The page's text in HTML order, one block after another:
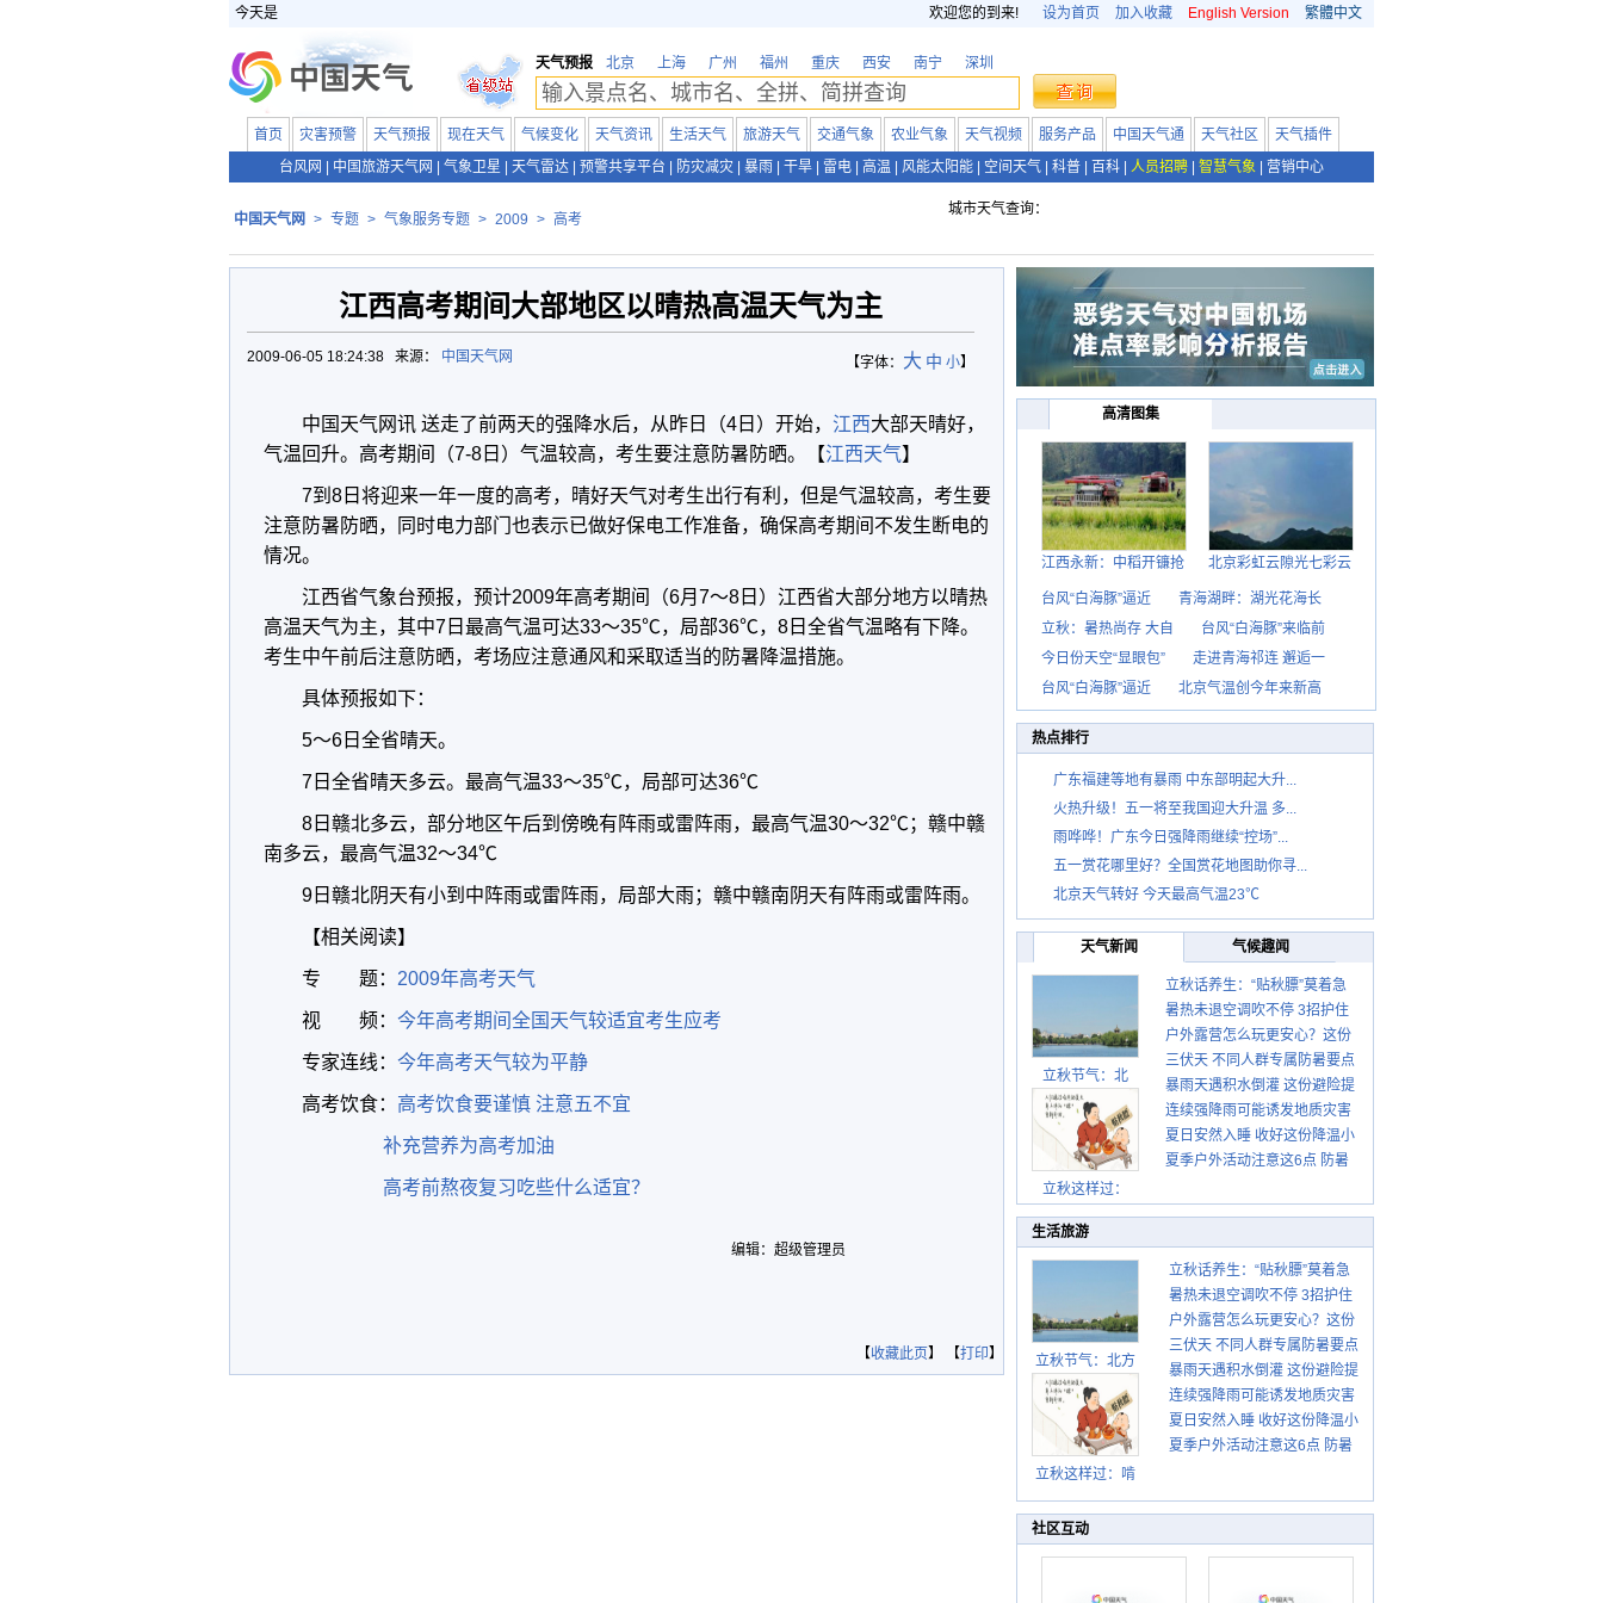
今天是 欢迎您的到来! 设为首页 加入收藏 English Version 繁體中文
天气预报 北京 上海 广州 福州 重庆 西安 南宁 深圳
首页 灾害预警 天气预报 现在天气 气候变化 天气资讯 生活天气 旅游天气 交通气象 农业气象 天气视频 服务产品 中国天气通 天气社区
天气插件
台风网
中国旅游天气网 气象卫星 天气雷达 预警共享平台 防灾减灾 暴雨 干旱 雷电 高温 风能太阳能 空间天气 科普 百科 人员招聘 智慧气象 营销中心
中国天气网 > 专题 > 气象服务专题 > 2009 > 高考
城市天气查询：
江西高考期间大部地区以晴热高温天气为主
【字体： 大 中 小】
2009-06-05 18:24:38 来源： 中国天气网
中国天气网讯 送走了前两天的强降水后，从昨日（4日）开始， 江西大部天晴好，
气温回升。高考期间（7-8日）气温较高，考生要注意防暑防晒。【江西天气】
7到8日将迎来一年一度的高考，晴好天气对考生出行有利，但是气温较高，考生要
注意防暑防晒，同时电力部门也表示已做好保电工作准备，确保高考期间不发生断电的
情况。
江西省气象台预报，预计2009年高考期间（6月7～8日）江西省大部分地方以晴热
高温天气为主，其中7日最高气温可达33～35℃，局部36℃，8日全省气温略有下降。
考生中午前后注意防晒，考场应注意通风和采取适当的防暑降温措施。
具体预报如下：
5～6日全省晴天。
7日全省晴天多云。最高气温33～35℃，局部可达36℃
8日赣北多云，部分地区午后到傍晚有阵雨或雷阵雨，最高气温30～32℃；赣中赣
南多云，最高气温32～34℃
9日赣北阴天有小到中阵雨或雷阵雨，局部大雨；赣中赣南阴天有阵雨或雷阵雨。
【相关阅读】
专 题： 2009年高考天气
视 频： 今年高考期间全国天气较适宜考生应考
专家连线： 今年高考天气较为平静
高考饮食： 高考饮食要谨慎 注意五不宜
补充营养为高考加油
高考前熬夜复习吃些什么适宜？
编辑：超级管理员
【收藏此页】 【打印】
高清图集
江西永新：中稻开镰抢 北京彩虹云隙光七彩云
台风“白海豚”逼近
青海湖畔：湖光花海长
立秋：暑热尚存 大自
台风“白海豚”来临前
今日份天空“显眼包”
走进青海祁连 邂逅一
台风“白海豚”逼近
北京气温创今年来新高
热点排行
广东福建等地有暴雨 中东部明起大升...
火热升级！五一将至我国迎大升温 多...
雨哗哗！广东今日强降雨继续“控场”...
五一赏花哪里好？全国赏花地图助你寻...
北京天气转好 今天最高气温23℃
天气新闻 气候趣闻
立秋节气：北
立秋这样过：
立秋话养生：“贴秋膘”莫着急
先清暑再防燥
暑热未退空调吹不停 3招护住
肩颈不酸痛
户外露营怎么玩更安心？这份
攻略请收好
三伏天 不同人群专属防暑要点
请收好
暴雨天遇积水倒灌 这份避险提
示请收好
连续强降雨可能诱发地质灾害
这些前兆要知道
夏日安然入睡 收好这份降温小
贴士
夏季户外活动注意这6点 防暑
生活旅游
立秋节气：北方
逐渐转凉 南方暑
热仍盛
立秋这样过：啃
祝丰收迎秋来
立秋话养生：“贴秋膘”莫着急
先清暑再防燥
暑热未退空调吹不停 3招护住
肩颈不酸痛
户外露营怎么玩更安心？这份
攻略请收好
三伏天 不同人群专属防暑要点
请收好
暴雨天遇积水倒灌 这份避险提
示请收好
连续强降雨可能诱发地质灾害
这些前兆要知道
夏日安然入睡 收好这份降温小
贴士
夏季户外活动注意这6点 防暑
社区互动